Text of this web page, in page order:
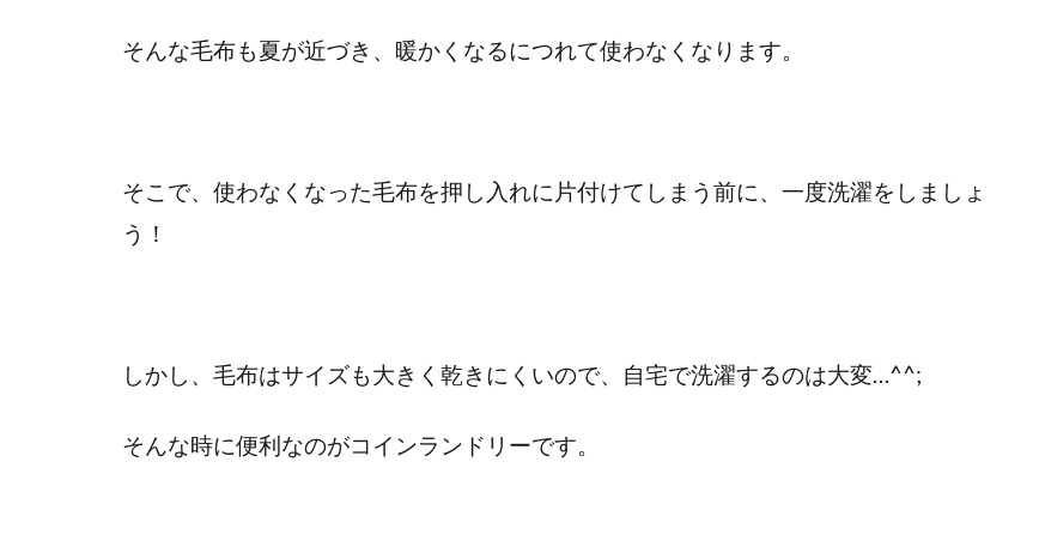
そんな毛布も夏が近づき、暖かくなるにつれて使わなくなります。
そこで、使わなくなった毛布を押し入れに片付けてしまう前に、一度洗濯をしましょ
う！
しかし、毛布はサイズも大きく乾きにくいので、自宅で洗濯するのは大変…^^;
そんな時に便利なのがコインランドリーです。